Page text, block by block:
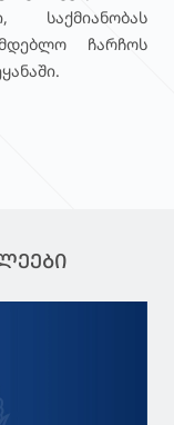
საქმიანობას
ჩარჩოს